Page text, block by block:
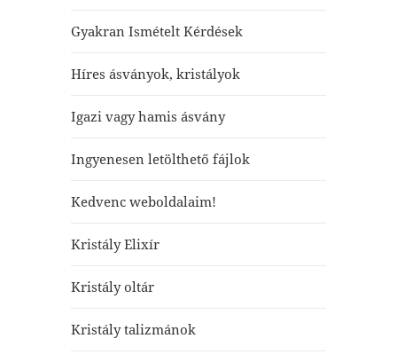
Gyakran Ismételt Kérdések
Híres ásványok, kristályok
Igazi vagy hamis ásvány
Ingyenesen letölthető fájlok
Kedvenc weboldalaim!
Kristály Elixír
Kristály oltár
Kristály talizmánok